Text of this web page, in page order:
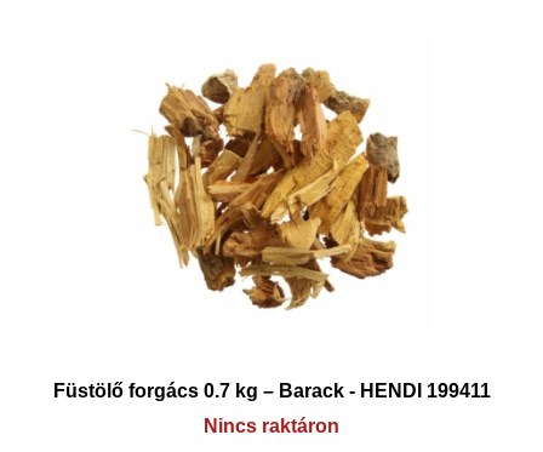
Füstölő forgács 0.7 kg – Barack - HENDI 199411
Nincs raktáron